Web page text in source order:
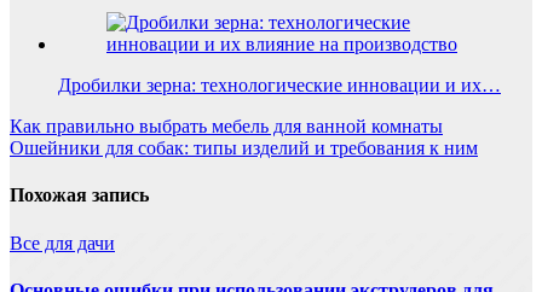
Дробилки зерна: технологические инновации и их…
Навигация
по
записям
Как правильно выбрать мебель для ванной комнаты
Ошейники для собак: типы изделий и требования к ним
Похожая запись
Все для дачи